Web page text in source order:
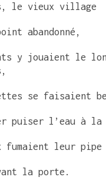
le vieux village
abandonné,
y jouaient le
se faisaient
puiser l’eau à la
fumaient leur pipe
la porte.